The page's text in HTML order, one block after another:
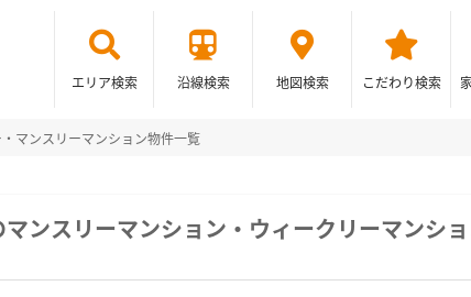
エリア検索 沿線検索 地図検索 こだわり検索
マンスリーマンション物件一覧
ンスリーマンション・ウィークリーマンシ